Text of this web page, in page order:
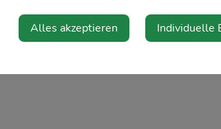
Alles akzeptieren Individuelle